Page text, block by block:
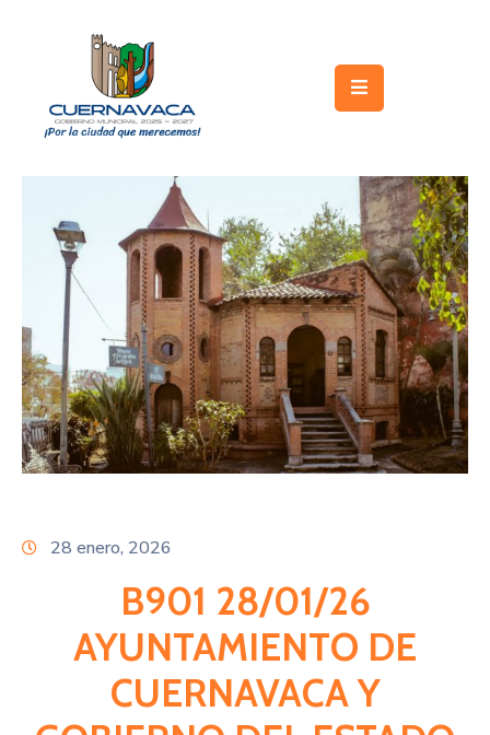
Gobierno
Trámites
Servicios
Licitaciones
Transparencia
Directorio
28 enero, 2026
B901 28/01/26
AYUNTAMIENTO DE
CUERNAVACA Y